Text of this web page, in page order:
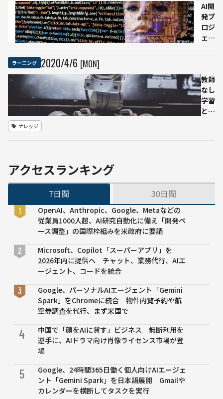
が学べ
る学習
コンテ
ンツ11
AI開
発プ
ロジ
ェク
発フ
ロー
の全
体
ト・
時
ラーニング 2020/4/6 [MON]
教師
なし
学習
とは
との
い・
ナレッジ
アクセスランキング
7日間 30日間
OpenAI、Anthropic、Google、Metaなどの
従業員1000人超、AI研究自動化に備え「開発ペ
ース調整」の国際枠組みを米政府に要請
Microsoft、Copilot「スーパーアプリ」を
2026年内に提供へ チャット、業務代行、AIエ
ージェント、コードを統合
Google、パーソナルAIエージェント「Gemini
Spark」をChromeに統合 物件内覧予約や航
空券調査を代行、まず米国で
4
中国で「顔をAIに貸す」ビジネス 無断利用を
逆手に、AIドラマ向け肖像ライセンス市場が登
場
5
Google、24時間365日働く個人向けAIエージェ
ント「Gemini Spark」を日本語展開 Gmailや
カレンダーを横断してタスクを実行